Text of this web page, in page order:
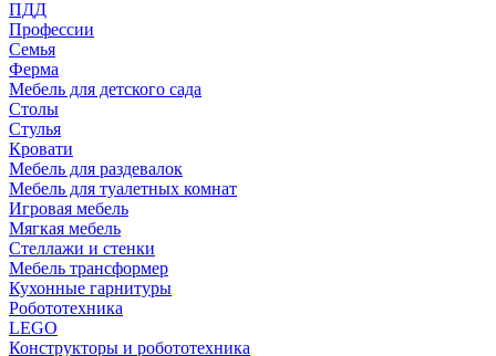
ПДД
Профессии
Семья
Ферма
Мебель для детского сада
Столы
Cтулья
Кровати
Мебель для раздевалок
Мебель для туалетных комнат
Игровая мебель
Мягкая мебель
Стеллажи и стенки
Мебель трансформер
Кухонные гарнитуры
Робототехника
LEGO
Конструкторы и робототехника